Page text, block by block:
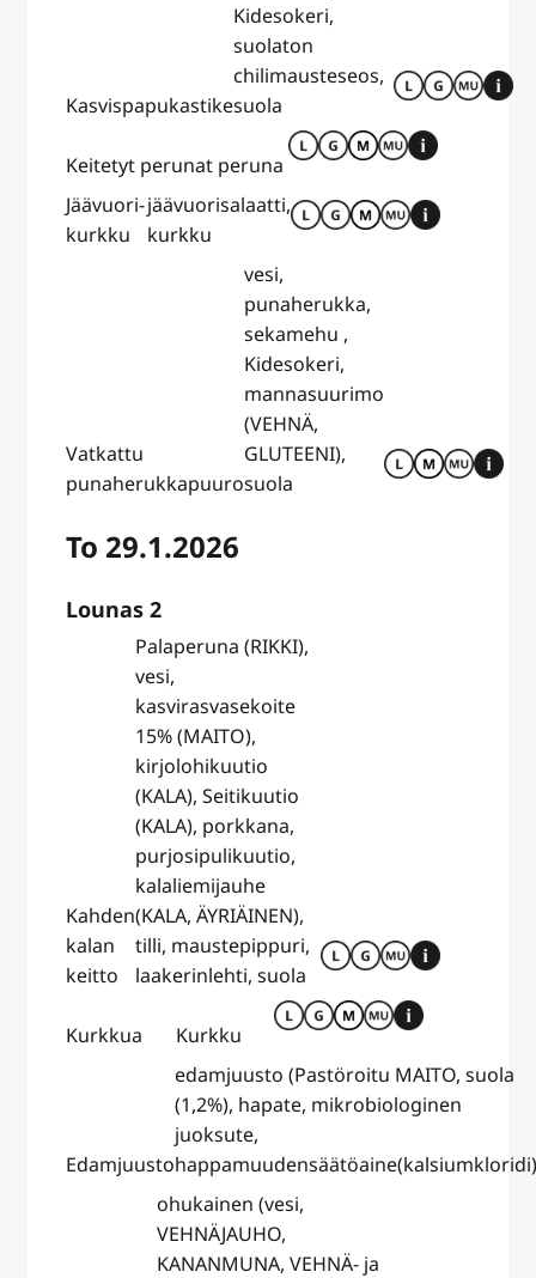
Kasvispapukastike
Kidesokeri,
suolaton
chilimausteseos,
suola
Keitetyt perunat peruna
Jäävuori-
kurkku
jäävuorisalaatti,
kurkku
Vatkattu
punaherukkapuuro
vesi,
punaherukka,
sekamehu ,
Kidesokeri,
mannasuurimo
(VEHNÄ,
GLUTEENI),
suola
To 29.1.2026
Lounas 2
Kahden
kalan
keitto
Palaperuna (RIKKI),
vesi,
kasvirasvasekoite
15% (MAITO),
kirjolohikuutio
(KALA), Seitikuutio
(KALA), porkkana,
purjosipulikuutio,
kalaliemijauhe
(KALA, ÄYRIÄINEN),
tilli, maustepippuri,
laakerinlehti, suola
Kurkkua Kurkku
Edamjuusto
edamjuusto (Pastöroitu MAITO, suola
(1,2%), hapate, mikrobiologinen
juoksute,
ohukainen (vesi,
VEHNÄJAUHO,
KANANMUNA, VEHNÄ- ja